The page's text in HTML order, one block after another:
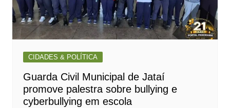
CIDADES & POLÍTICA
Guarda Civil Municipal de Jataí
promove palestra sobre bullying e
cyberbullying em escola